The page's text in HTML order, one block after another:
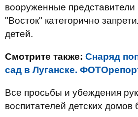
вооруженные представители
"Восток" категорично
детей.
Смотрите также: Снаряд
сад в Луганске.
Все просьбы и убеждения
воспитателей детских